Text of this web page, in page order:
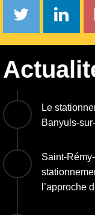
Le
Banyuls-
Saint-
l’approche